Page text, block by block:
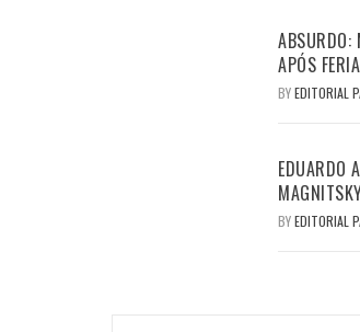
ABSURDO:
APÓS
BYEDITORIAL
EDUARDO
BYEDITORIAL